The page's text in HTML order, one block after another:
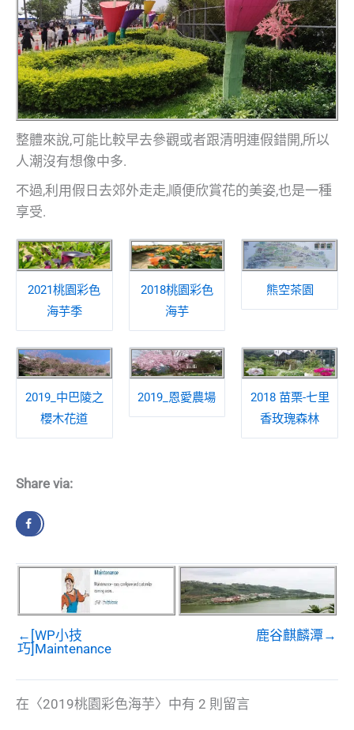
整體來說,可能比較早去參觀或者跟清明連假錯開,所以
人潮沒有想像中多.
不過,利用假日去郊外走走,順便欣賞花的美姿,也是一種
享受.
2021桃園彩色
海芋季
2018桃園彩色
海芋
熊空茶園
2019_中巴陵之
櫻木花道
2019_恩愛農場
2018 苗栗-七里
香玫瑰森林
Share via:
←[WP小技
巧]Maintenance
鹿谷麒麟潭→
在〈2019桃園彩色海芋〉中有 2 則留言